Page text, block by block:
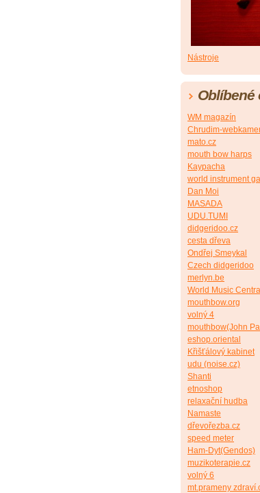
Nástroje
Oblíbené
WM magazín
Chrudim-
mato.cz
mouth bow harps
Kaypacha
world instrument
Dan Moi
MASADA
UDU.TUMI
didgeridoo.cz
cesta dřeva
Ondřej Smeykal
Czech didgeridoo
merlyn.be
World Music
mouthbow.org
volný 4
mouthbow(John
eshop.oriental
Křišťálový kabinet
udu (noise.cz)
Shanti
etnoshop
relaxační hudba
Namaste
dřevořezba.cz
speed meter
Ham-Dyt(Gendos)
muzikoterapie.cz
volný 6
mt.prameny